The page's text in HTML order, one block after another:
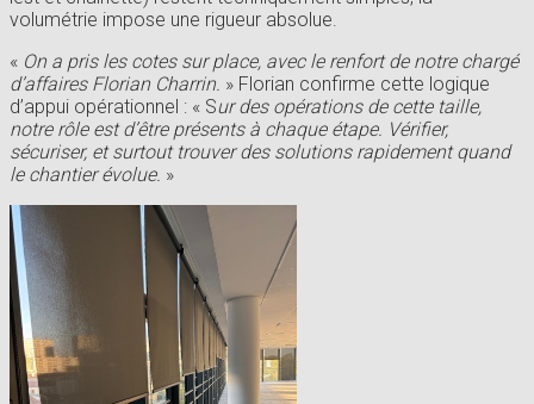
volumétrie impose une rigueur absolue.
« On a pris les cotes sur place, avec le renfort de notre chargé
d’affaires Florian Charrin. » Florian confirme cette logique
d’appui opérationnel : « Sur des opérations de cette taille,
notre rôle est d’être présents à chaque étape. Vérifier,
sécuriser, et surtout trouver des solutions rapidement quand
le chantier évolue. »